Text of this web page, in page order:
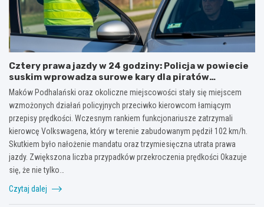
Cztery prawa jazdy w 24 godziny: Policja w powiecie
suskim wprowadza surowe kary dla piratów
drogowych!
Maków Podhalański oraz okoliczne miejscowości stały się miejscem
wzmożonych działań policyjnych przeciwko kierowcom łamiącym
przepisy prędkości. Wczesnym rankiem funkcjonariusze zatrzymali
kierowcę Volkswagena, który w terenie zabudowanym pędził 102 km/h.
Skutkiem było nałożenie mandatu oraz trzymiesięczna utrata prawa
jazdy. Zwiększona liczba przypadków przekroczenia prędkości Okazuje
się, że nie tylko…
Czytaj dalej